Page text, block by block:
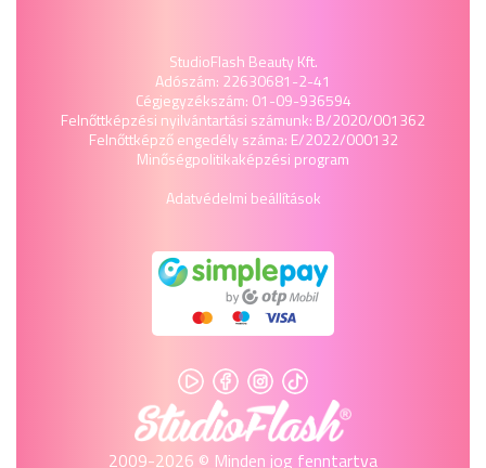
StudioFlash Beauty Kft.
Adószám: 22630681-2-41
Cégjegyzékszám: 01-09-936594
Felnőttképzési nyilvántartási számunk: B/2020/001362
Felnőttképző engedély száma: E/2022/000132
Minőségpolitikaképzési program
Adatvédelmi beállítások
2009-2026 © Minden jog fenntartva